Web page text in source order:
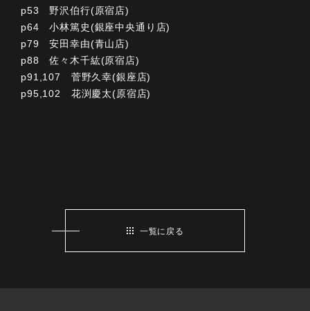
p53 野沢伯行(原宿店)
p64 小林篤史(銀座中央通り店)
p79 安田幸由(青山店)
p88 佐々木千紘(原宿店)
p91,107 菅野久幸(銀座店)
p95,102 花渕慶太(原宿店)
一覧に戻る